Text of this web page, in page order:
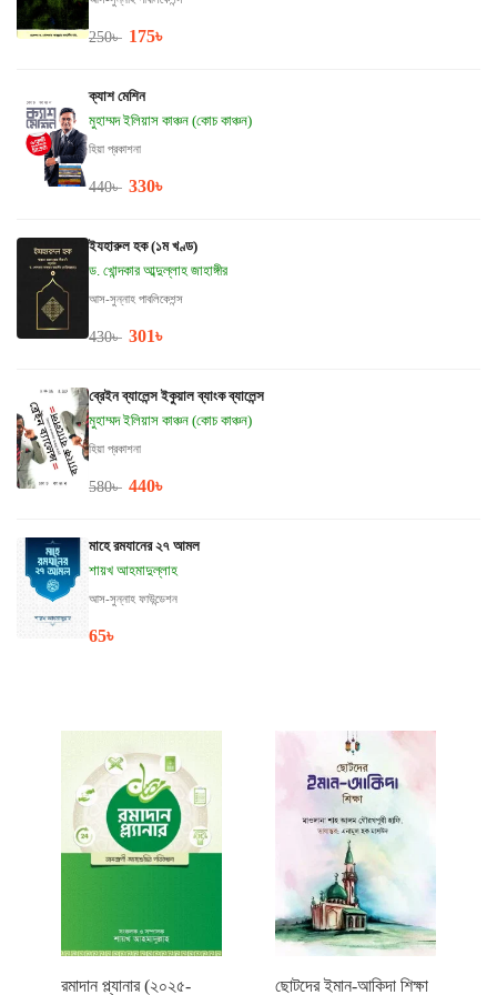
250৳ 175৳
ক্যাশ মেশিন
মুহাম্মদ ইলিয়াস কাঞ্চন (কোচ কাঞ্চন)
হিয়া প্রকাশনা
440৳ 330৳
ইযহারুল হক (১ম খণ্ড)
ড. খোন্দকার আব্দুল্লাহ জাহাঙ্গীর
আস-সুন্নাহ পাবলিকেশন্স
430৳ 301৳
ব্রেইন ব্যালেন্স ইকুয়াল ব্যাংক ব্যালেন্স
মুহাম্মদ ইলিয়াস কাঞ্চন (কোচ কাঞ্চন)
হিয়া প্রকাশনা
580৳ 440৳
মাহে রমযানের ২৭ আমল
শায়খ আহমাদুল্লাহ
আস-সুন্নাহ ফাউন্ডেশন
65৳
রমাদান প্ল্যানার (২০২৫- ছোটদের ইমান-আকিদা শিক্ষা